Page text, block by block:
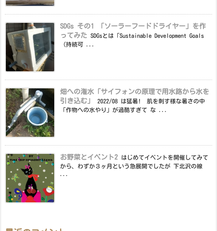
SDGs その1 「ソーラーフードドライヤー」を作
ってみた
SDGsとは「Sustainable Development Goals
（持続可 ...
畑への潅水「サイフォンの原理で用水路から水を
引き込む」
2022/08 は猛暑! 肌を刺す様な暑さの中
「作物への水やり」が過酷すぎて な ...
お野菜とイベント2
はじめてイベントを開催してみて
から、わずか３ヶ月という急展開でしたが 下北沢の線